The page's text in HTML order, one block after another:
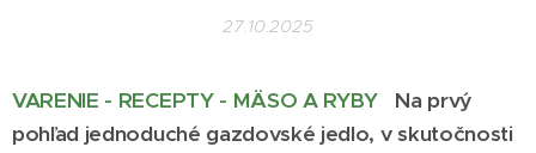
27.10.2025
VARENIE - RECEPTY - MÄSO A RYBY
Na prvý
pohľad jednoduché gazdovské jedlo, v skutočnosti